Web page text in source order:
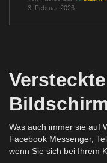
3. Februar 2026
Was auch immer sie auf
Facebook Messenger,
wenn Sie sich bei Ihrem